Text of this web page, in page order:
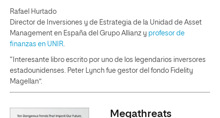
Rafael Hurtado
Director de Inversiones y de Estrategia de la Unidad de Asset
Management en España del Grupo Allianz y profesor de
finanzas en UNIR
“Interesante libro escrito por uno de los legendarios inversores
estadounidenses. Peter Lynch fue gestor del fondo Fidelity
Magellan”.
Megathreats